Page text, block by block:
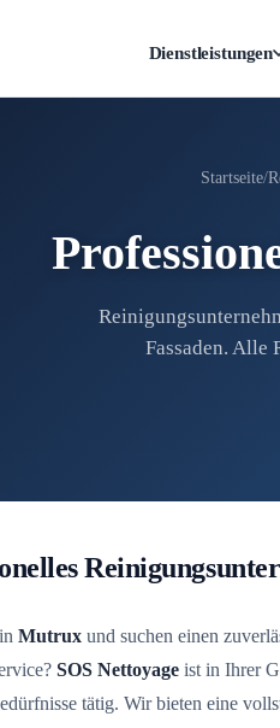
Dienstleistungen
Startseite
Fassaden. Alle
Mutrux und suchen einen
SOS Nettoyage ist in Ihrer
tätig. Wir bieten eine